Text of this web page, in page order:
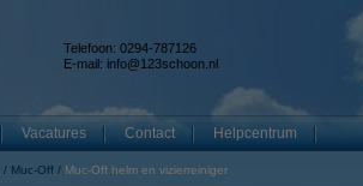
Telefoon: 0294-787126
E-mail: info@123schoon.nl
Vacatures Contact Helpcentrum
Muc-Off Muc-Off helm en vizierreiniger